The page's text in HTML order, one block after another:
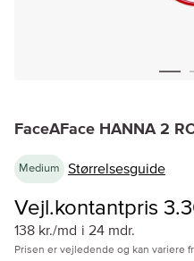
FaceAFace HANNA 2
Medium Størrelsesguide
Vejl.kontantpris
138 kr./md i 24 mdr.
Prisen er vejledende og kan variere